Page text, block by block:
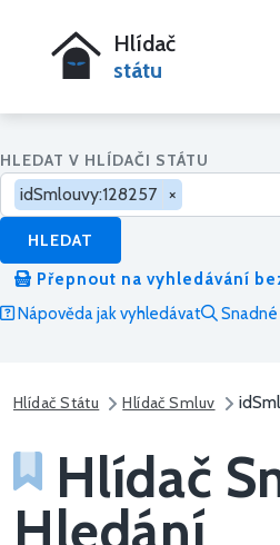
Hlídač
státu
HLEDAT V HLÍDAČI STÁTU
idSmlouvy:128257 ×
HLEDAT
Přepnout na vyhledávání
Nápověda jak vyhledávat
Hlídač Státu Hlídač Smluv
Hlídač
Hledání